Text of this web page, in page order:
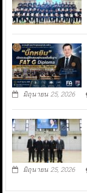
มิถุนายน 25, 2026
มิถุนายน 25, 2026